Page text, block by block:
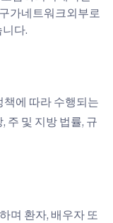
가네트워크외부로
다.
책에 따라 수행되는
주 및 지방 법률, 규
며 환자, 배우자 또